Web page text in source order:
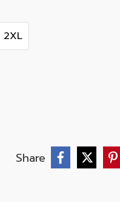
2XL
Share